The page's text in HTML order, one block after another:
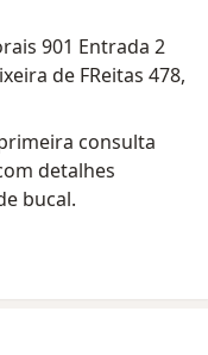
901 Entrada 2
de FReitas 478,
consulta
detalhes
bucal.